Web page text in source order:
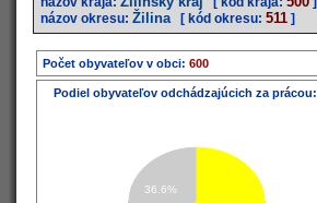
názov okresu: Žilina [ kód okresu: 511 ]
Počet obyvateľov v obci: 600
Podiel obyvateľov odchádzajúcich za prácou:
36.6%